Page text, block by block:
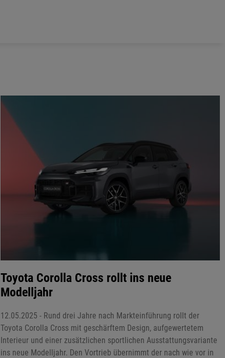
Toyota Corolla Cross rollt ins neue
Modelljahr
12.05.2025 - Rund drei Jahre nach Markteinführung rollt der
Toyota Corolla Cross mit geschärftem Design, aufgewertetem
Interieur und einer zusätzlichen sportlichen Ausstattungsvariante
ins neue Modelljahr. Den Vortrieb übernimmt der nach wie vor in